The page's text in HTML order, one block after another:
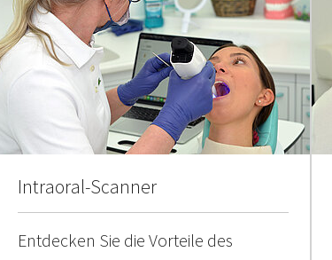
Intraoral-Scanner
Entdecken Sie die Vorteile des